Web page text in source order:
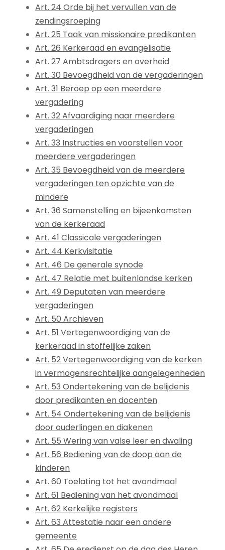
Art. 24 Orde bij het vervullen van de
zendingsroeping
Art. 25 Taak van missionaire predikanten
Art. 26 Kerkeraad en evangelisatie
Art. 27 Ambtsdragers en overheid
Art. 30 Bevoegdheid van de vergaderingen
Art. 31 Beroep op een meerdere
vergadering
Art. 32 Afvaardiging naar meerdere
vergaderingen
Art. 33 Instructies en voorstellen voor
meerdere vergaderingen
Art. 35 Bevoegdheid van de meerdere
vergaderingen ten opzichte van de
mindere
Art. 36 Samenstelling en bijeenkomsten
van de kerkeraad
Art. 41 Classicale vergaderingen
Art. 44 Kerkvisitatie
Art. 46 De generale synode
Art. 47 Relatie met buitenlandse kerken
Art. 49 Deputaten van meerdere
vergaderingen
Art. 50 Archieven
Art. 51 Vertegenwoordiging van de
kerkeraad in stoffelijke zaken
Art. 52 Vertegenwoordiging van de kerken
in vermogensrechtelijke aangelegenheden
Art. 53 Ondertekening van de belijdenis
door predikanten en docenten
Art. 54 Ondertekening van de belijdenis
door ouderlingen en diakenen
Art. 55 Wering van valse leer en dwaling
Art. 56 Bediening van de doop aan de
kinderen
Art. 60 Toelating tot het avondmaal
Art. 61 Bediening van het avondmaal
Art. 62 Kerkelijke registers
Art. 63 Attestatie naar een andere
gemeente